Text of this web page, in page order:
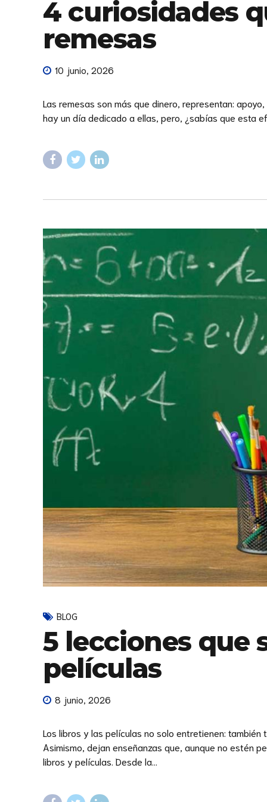
4 curiosidades
remesas
10 junio, 2026
Las remesas son más que dinero, representan:
hay un día dedicado a ellas, pero, ¿sabías que esta
BLOG
5 lecciones que
películas
8 junio, 2026
Los libros y las películas no solo entretienen:
Asimismo, dejan enseñanzas que, aunque no estén
libros y películas. Desde la...